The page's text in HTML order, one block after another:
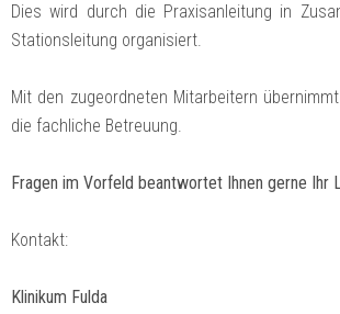
Dies wird durch die Praxisanleitung in
Stationsleitung organisiert.
Mit den zugeordneten Mitarbeitern
die fachliche Betreuung.
Fragen im Vorfeld beantwortet Ihnen gerne Ihr
Kontakt:
Klinikum Fulda